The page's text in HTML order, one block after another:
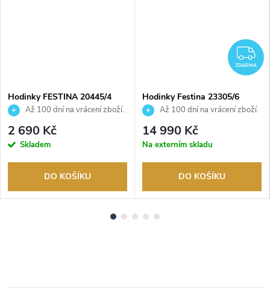
Hodinky FESTINA 20445/4
Až 100 dní na vrácení zboží.
Autorizovaný prodejce.
2 690 Kč
Skladem
DO KOŠÍKU
ZDARMA
Hodinky Festina 23305/6
Až 100 dní na vrácení zboží.
Autorizovaný prodejce.
14 990 Kč
Na externím skladu
DO KOŠÍKU